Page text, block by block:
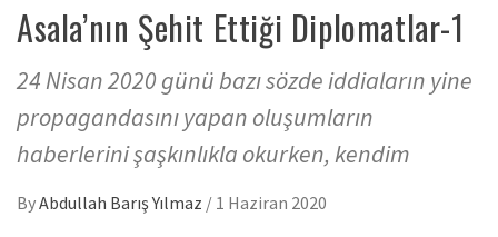
Asala’nın Şehit Ettiği Diplomatlar-1
24 Nisan 2020 günü bazı sözde iddiaların yine
propagandasını yapan oluşumların
haberlerini şaşkınlıkla okurken, kendim
ByAbdullah Barış Yılmaz / 1 Haziran 2020